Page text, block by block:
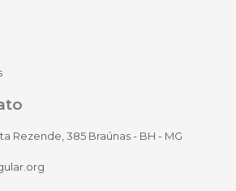
Rezende, 385 Braúnas - BH - MG